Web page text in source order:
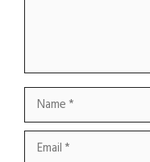
Name
Email